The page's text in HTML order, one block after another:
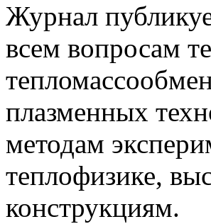
Журнал
всем вопросам
плазменных
методам
теплофизике,
конструкциям.